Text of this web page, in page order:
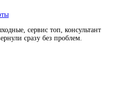
сервис топ, консультант
сразу без проблем.